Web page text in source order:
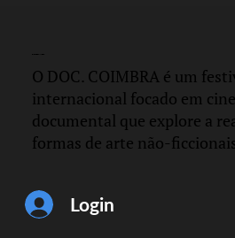
DOC.COIMBRA
O DOC. COIMBRA é um
internacional focado em
documental que explore a
formas de arte não-
Login